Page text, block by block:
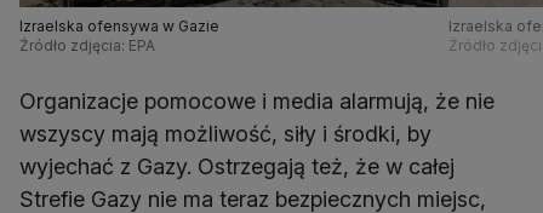
Izraelska ofensywa w Gazie
Źródło zdjęcia: EPA
Izraelska
Źródło
Organizacje pomocowe i media alarmują, że nie
wszyscy mają możliwość, siły i środki, by
wyjechać z Gazy. Ostrzegają też, że w całej
Strefie Gazy nie ma teraz bezpiecznych miejsc,